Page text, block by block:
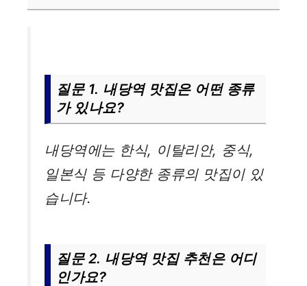
질문 1. 내당역 맛집은 어떤 종류
가 있나요?
내당역에는 한식, 이탈리안, 중식,
일본식 등 다양한 종류의 맛집이 있
습니다.
질문 2. 내당역 맛집 추천은 어디
인가요?